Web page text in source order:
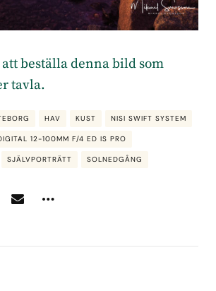
beställa denna bild som
tavla.
HAV KUST NISI SWIFT SYSTEM
12-100MM F/4 ED IS PRO
SJÄLVPORTRÄTT SOLNEDGÅNG